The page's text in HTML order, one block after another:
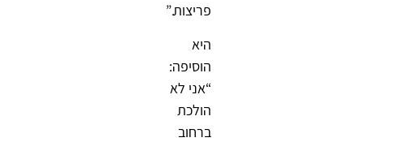
פריצות.”
היא
הוסיפה:
“אני לא
הולכת
ברחוב